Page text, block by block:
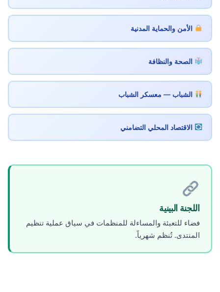
الأمن والحماية المدنية
الصحة والنظافة
الشباب — معسكر الشباب
الاقتصاد المحلي التضامني
اللجنة البينية
فضاء للتعبئة والمساءلة للمنظمات في سياق عملية تنظيم
المنتدى. تُنظم شهرياً.